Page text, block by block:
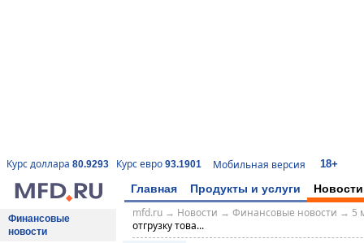
Курс доллара 80.9293 Курс евро 93.1901 Мобильная версия 18+
Главная Продукты и услуги Новости
Финансовые
новости
mfd.ru→ Новости → Финансовые новости → 5
отгрузку това...